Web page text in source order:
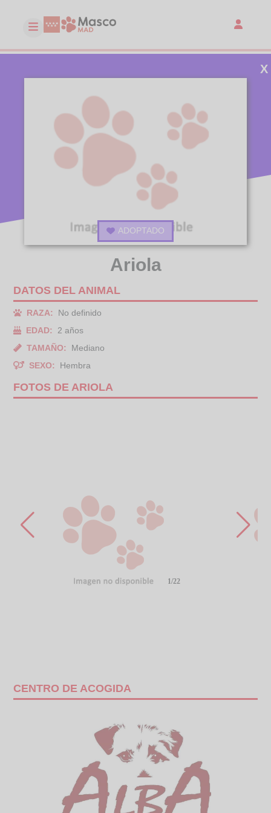
ADOPTADO
X
Ariola
DATOS DEL ANIMAL
RAZA:
No definido
EDAD:
2 años
TAMAÑO:
Mediano
SEXO:
Hembra
FOTOS DE ARIOLA
1/22
CENTRO DE ACOGIDA